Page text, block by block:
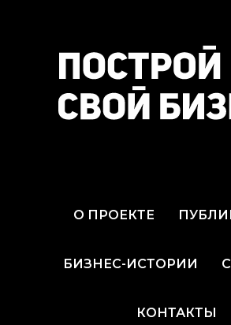
О ПРОЕКТЕ
БИЗНЕС-ИСТОРИИ
КОНТАКТЫ